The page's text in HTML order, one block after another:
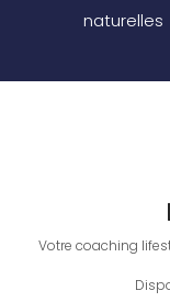
naturelles
Votre coaching